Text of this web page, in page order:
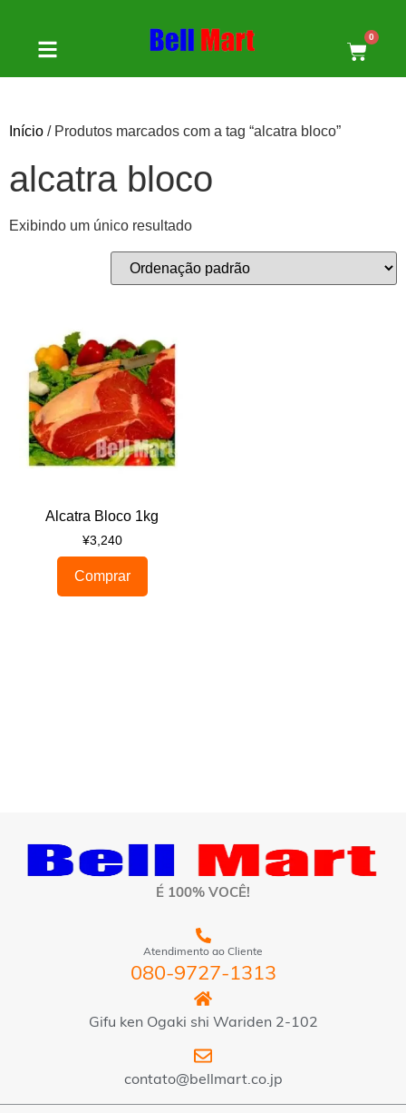
0
Início / Produtos marcados com a tag “alcatra bloco”
alcatra bloco
Exibindo um único resultado
Alcatra Bloco 1kg
¥3,240
Comprar
É 100% VOCÊ!
Atendimento ao Cliente
080-9727-1313
Gifu ken Ogaki shi Wariden 2-102
contato@bellmart.co.jp